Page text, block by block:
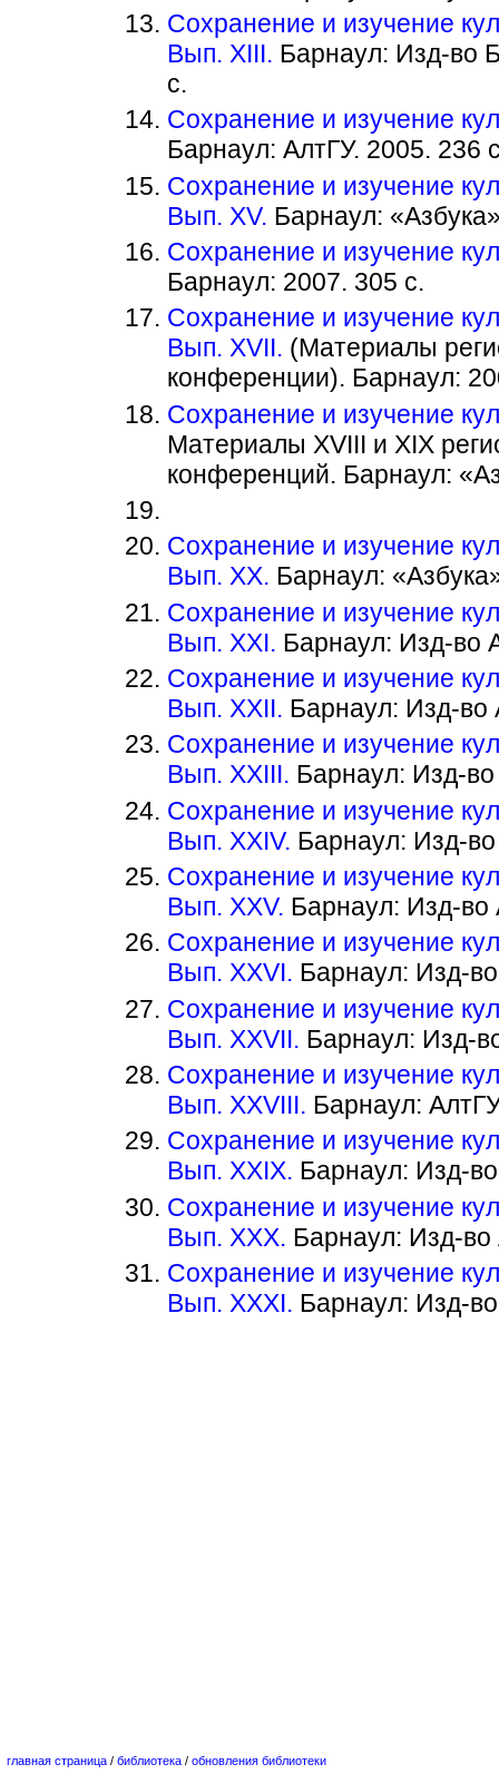
Сохранение и изучение
Вып. XIII. Барнаул: Изд-во
с.
Сохранение и изучение
Барнаул: АлтГУ. 2005. 236
Сохранение и изучение
Вып. XV. Барнаул:
Сохранение и изучение
Барнаул: 2007. 305 с.
Сохранение и изучение
Вып. XVII. (Материалы
конференции). Барнаул:
Сохранение и изучение
Материалы XVIII и XIX
конференций. Барнаул:
Сохранение и изучение
Вып. XX. Барнаул:
Сохранение и изучение
Вып. XXI. Барнаул: Изд-во
Сохранение и изучение
Вып. XXII. Барнаул: Изд-во
Сохранение и изучение
Вып. XXIII. Барнаул: Изд-во
Сохранение и изучение
Вып. XXIV. Барнаул: Изд-
Сохранение и изучение
Вып. XXV. Барнаул: Изд-во
Сохранение и изучение
Вып. XXVI. Барнаул: Изд-
Сохранение и изучение
Вып. XXVII. Барнаул: Изд-
Сохранение и изучение
Вып. XXVIII. Барнаул:
Сохранение и изучение
Вып. XXIX. Барнаул: Изд-
Сохранение и изучение
Вып. XXX. Барнаул: Изд-во
Сохранение и изучение
Вып. XXXI. Барнаул: Изд-
главная страница / библиотека / обновления библиотеки